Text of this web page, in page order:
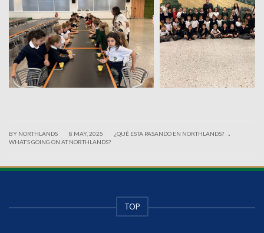
BY NORTHLANDS 8 MAY, 2025 ¿QUÉ ESTA PASANDO EN NORTHLANDS? .
WHAT’S GOING ON AT NORTHLANDS?
TOP